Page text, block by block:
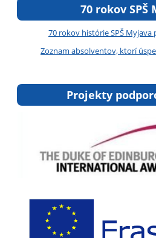
70 rokov SPŠ
70 rokov histórie SPŠ
Zoznam absolventov, ktorí
Projekty